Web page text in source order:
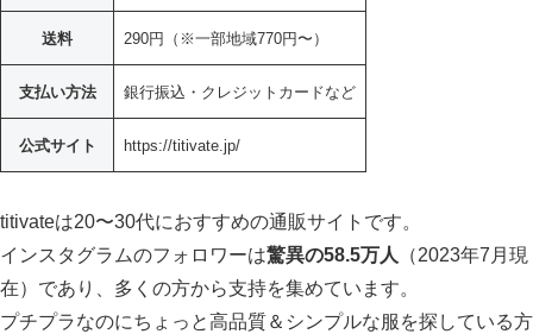
送料 290円（※一部地域770円〜）
支払い方法 銀行振込・クレジットカードなど
公式サイト https://titivate.jp/
titivateは20〜30代におすすめの通販サイトです。
インスタグラムのフォロワーは驚異の58.5万人 （2023年7月現
在）であり、多くの方から支持を集めています。
プチプラなのにちょっと高品質＆シンプルな服を探している方